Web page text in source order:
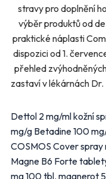
stravy pro doplnění
výběr produktů od
praktické náplasti
dispozici od 1.
přehled
zastaví v lékárnách
Dettol 2 mg/ml kožní
mg/g Betadine 100
COSMOS Cover
Magne B6 Forte
mg 100 tbl. magnerot
Lékárny
Ostatní